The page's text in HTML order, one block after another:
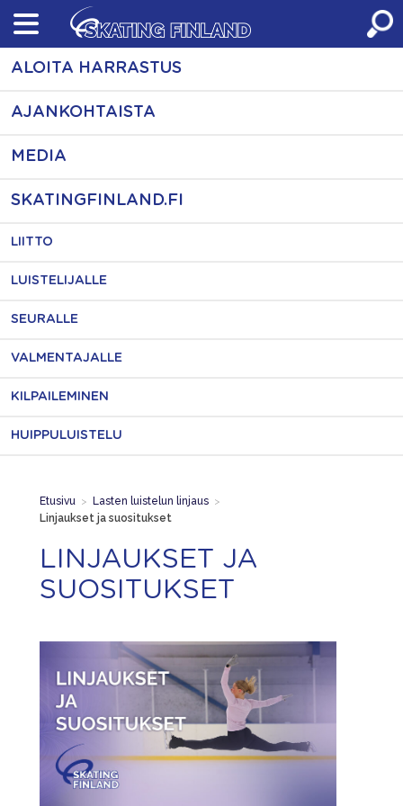
Skip
content
ALOITA HARRASTUS
AJANKOHTAISTA
MEDIA
SKATINGFINLAND.FI
LIITTO
LUISTELIJALLE
SEURALLE
VALMENTAJALLE
KILPAILEMINEN
HUIPPULUISTELU
Etusivu > Lasten luistelun linjaus >
Linjaukset ja suositukset
LINJAUKSET JA
SUOSITUKSET